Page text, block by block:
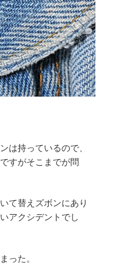
は持っているので、
すがそこまでが問
て替えズボンにあり
アクシデントでし
った。